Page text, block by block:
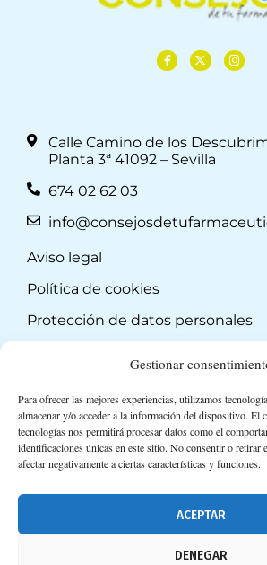
Gestionar
Para ofrecer las mejores experiencias, utilizamos
almacenar y/o acceder a la información del dispositivo. El
tecnologías nos permitirá procesar datos como el
identificaciones únicas en este sitio. No consentir o retirar
afectar negativamente a ciertas características y funciones.
ACEPTAR
DENEGAR
Calle Camino de los
Planta 3ª 41092 – Sevilla
674 02 62 03
Aviso legal
Política de cookies
Protección de datos personales